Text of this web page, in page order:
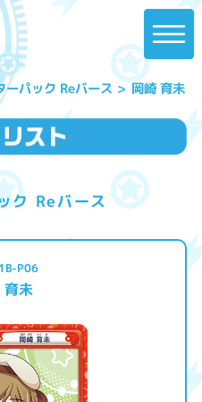
ーパック Reバース 岡崎 育未
ク Reバース
P06
育未